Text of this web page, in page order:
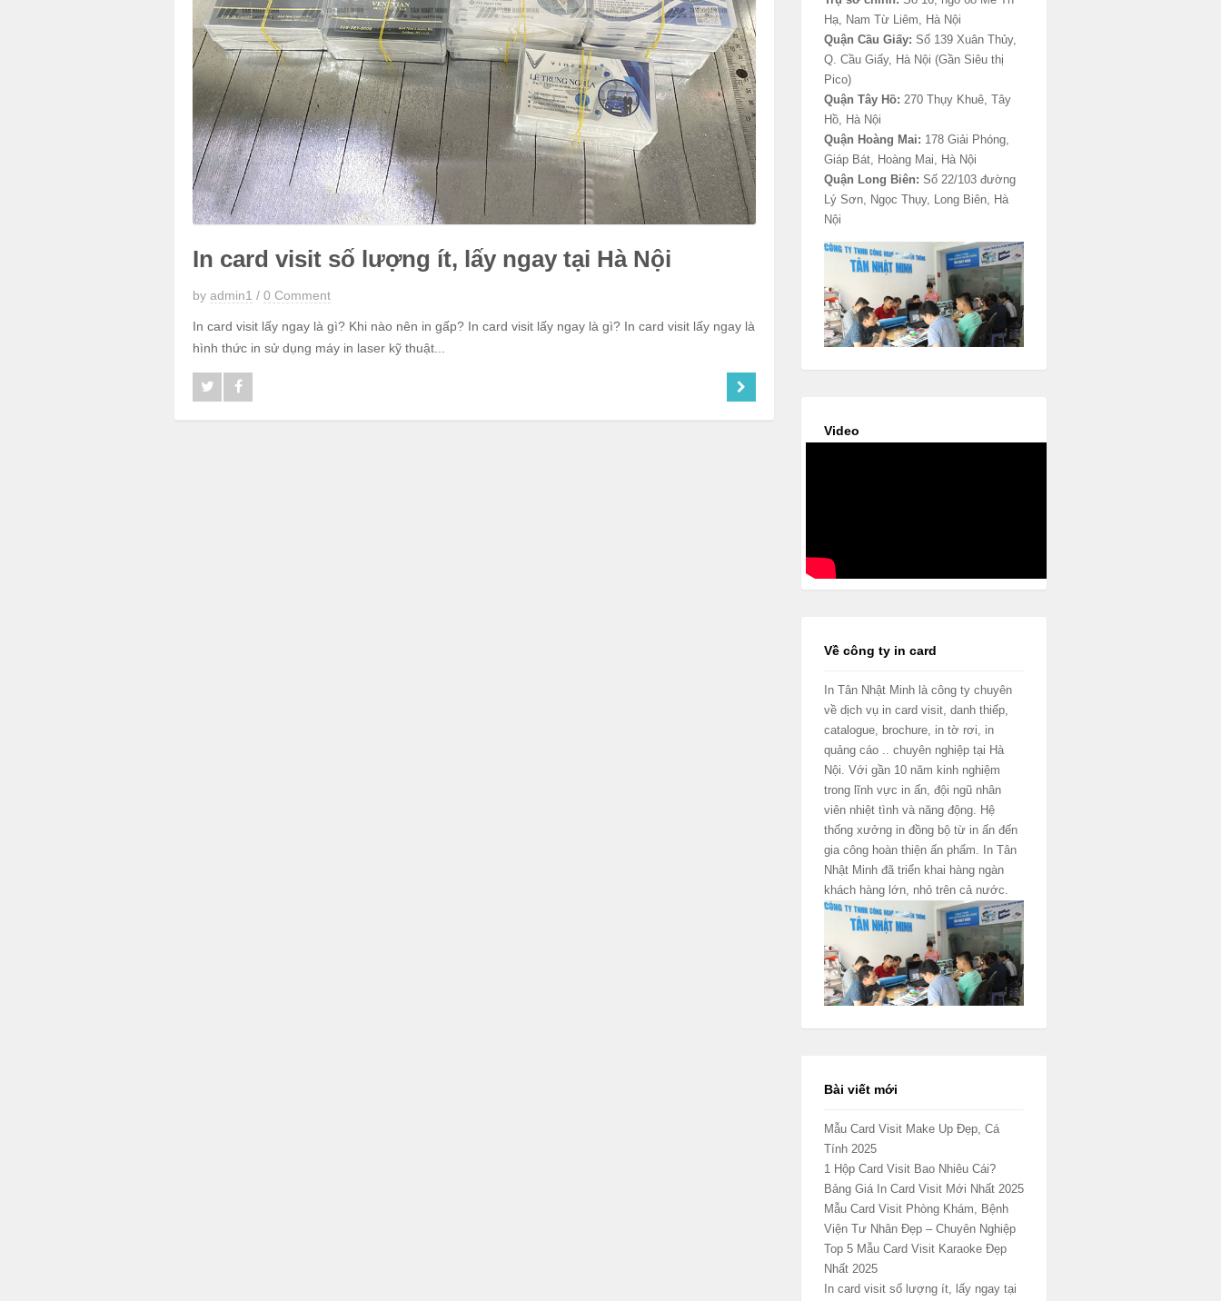
In card visit số lượng ít, lấy ngay tại Hà Nội
by admin1 / 0 Comment
In card visit lấy ngay là gì? Khi nào nên in gấp? In card visit lấy ngay là gì? In card visit lấy ngay là
hình thức in sử dụng máy in laser kỹ thuật...
Hạ, Nam Từ Liêm, Hà Nội
Quận Cầu Giấy: Số 139 Xuân Thủy,
Q. Cầu Giấy, Hà Nội (Gần Siêu thị
Pico)
Quận Tây Hồ: 270 Thụy Khuê, Tây
Hồ, Hà Nội
Quận Hoàng Mai: 178 Giải Phóng,
Giáp Bát, Hoàng Mai, Hà Nội
Quận Long Biên: Số 22/103 đường
Lý Sơn, Ngọc Thụy, Long Biên, Hà
Nội
Video
Về công ty in card
In Tân Nhật Minh là công ty chuyên
về dịch vụ in card visit, danh thiếp,
catalogue, brochure, in tờ rơi, in
quảng cáo .. chuyên nghiệp tại Hà
Nội. Với gần 10 năm kinh nghiệm
trong lĩnh vực in ấn, đội ngũ nhân
viên nhiệt tình và năng động. Hệ
thống xưởng in đồng bộ từ in ấn đến
gia công hoàn thiện ấn phẩm. In Tân
Nhật Minh đã triển khai hàng ngàn
khách hàng lớn, nhỏ trên cả nước.
Bài viết mới
Mẫu Card Visit Make Up Đẹp, Cá
Tính 2025
1 Hộp Card Visit Bao Nhiêu Cái?
Bảng Giá In Card Visit Mới Nhất 2025
Mẫu Card Visit Phòng Khám, Bệnh
Viện Tư Nhân Đẹp – Chuyên Nghiệp
Top 5 Mẫu Card Visit Karaoke Đẹp
Nhất 2025
In card visit số lượng ít, lấy ngay tại